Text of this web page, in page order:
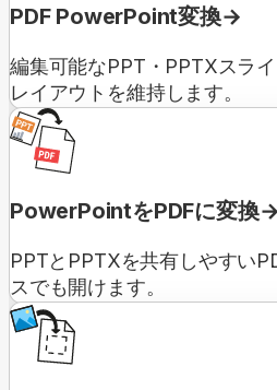
PDF PowerPoint変換
編集可能なPPT・PPTXスラ
レイアウトを維持します。
PowerPointをPDFに変換
PPTとPPTXを共有しやすい
スでも開けます。